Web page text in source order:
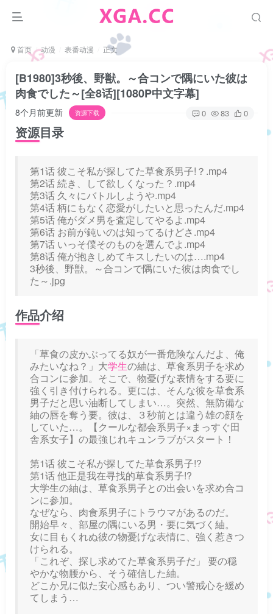
首页 动漫 表番动漫 正文
[B1980]3秒後、野獣。～合コンで隅にいた彼は
肉食でした～[全8话][1080P中文字幕]
8个月前更新 资源下载 0 83 0
资源目录
第1话 彼こそ私が探してた草食系男子!？.mp4
第2话 続き、して欲しくなった？.mp4
第3话 久々にバトルしようや.mp4
第4话 柄にもなく恋愛がしたいと思ったんだ.mp4
第5话 俺がダメ男を査定してやるよ.mp4
第6话 お前が鈍いのは知ってるけどさ.mp4
第7话 いっそ僕そのものを選んでよ.mp4
第8话 俺が抱きしめてキスしたいのは….mp4
3秒後、野獣。～合コンで隅にいた彼は肉食でし
た～.jpg
作品介绍
「草食の皮かぶってる奴が一番危険なんだよ、俺
みたいなね？」大学生の紬は、草食系男子を求め
合コンに参加。そこで、物憂げな表情をする要に
強く引き付けられる。更には、そんな彼を草食系
男子だと思い油断してしまい…。突然、無防備な
紬の唇を奪う要。彼は、３秒前とは違う雄の顔を
していた…。【クールな都会系男子×まっすぐ田
舎系女子】の最強じれキュンラブがスタート！
第1话 彼こそ私が探してた草食系男子!?
第1话 他正是我在寻找的草食系男子!?
大学生の紬は、草食系男子との出会いを求め合コ
ンに参加。
なぜなら、肉食系男子にトラウマがあるのだ。
開始早々、部屋の隅にいる男・要に気づく紬。
女に目もくれぬ彼の物憂げな表情に、強く惹きつ
けられる。
「これぞ、探し求めてた草食系男子だ」 要の穏
やかな物腰から、そう確信した紬。
どこか兄に似た安心感もあり、つい警戒心を緩め
てしまう…